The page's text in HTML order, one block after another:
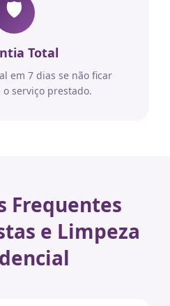
🛡️
Total
em 7 dias se não ficar
serviço prestado.
Frequentes
e Limpeza